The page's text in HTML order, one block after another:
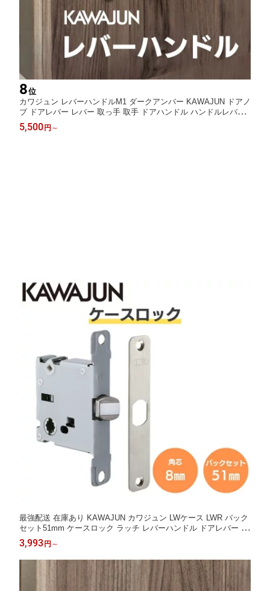
8位
カワジュン レバーハンドルM1 ダークアンバー KAWAJUN ドアノ
ブ ドアレバー レバー 取っ手 取手 ドアハンドル ハンドルレバー
空錠 表示錠 間仕切錠 錠付き 室内ドア 室内用 建具 扉 交換 修理
取替え リフォーム 新築 DIY トイレ 寝室 リビング 玄関 丸座 おし
5,500 円 ～
最強配送 在庫あり KAWAJUN カワジュン LWケース LWR バック
セット51mm ケースロック ラッチ レバーハンドル ドアレバー ド
アノブ 交換 修理 取替 部品 取っ手 取手 つまみ ドアハンドル 引
き出し 扉 おしゃれ 河淳 LWシリーズ
3,993 円 ～